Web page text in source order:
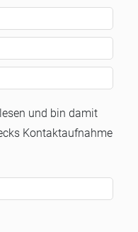
und bin damit
Kontaktaufnahme